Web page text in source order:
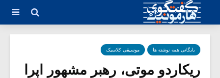
بایگانی همه نوشته ها موسیقی کلاسیک
ریکاردو موتی، رهبر مشهور اپرا